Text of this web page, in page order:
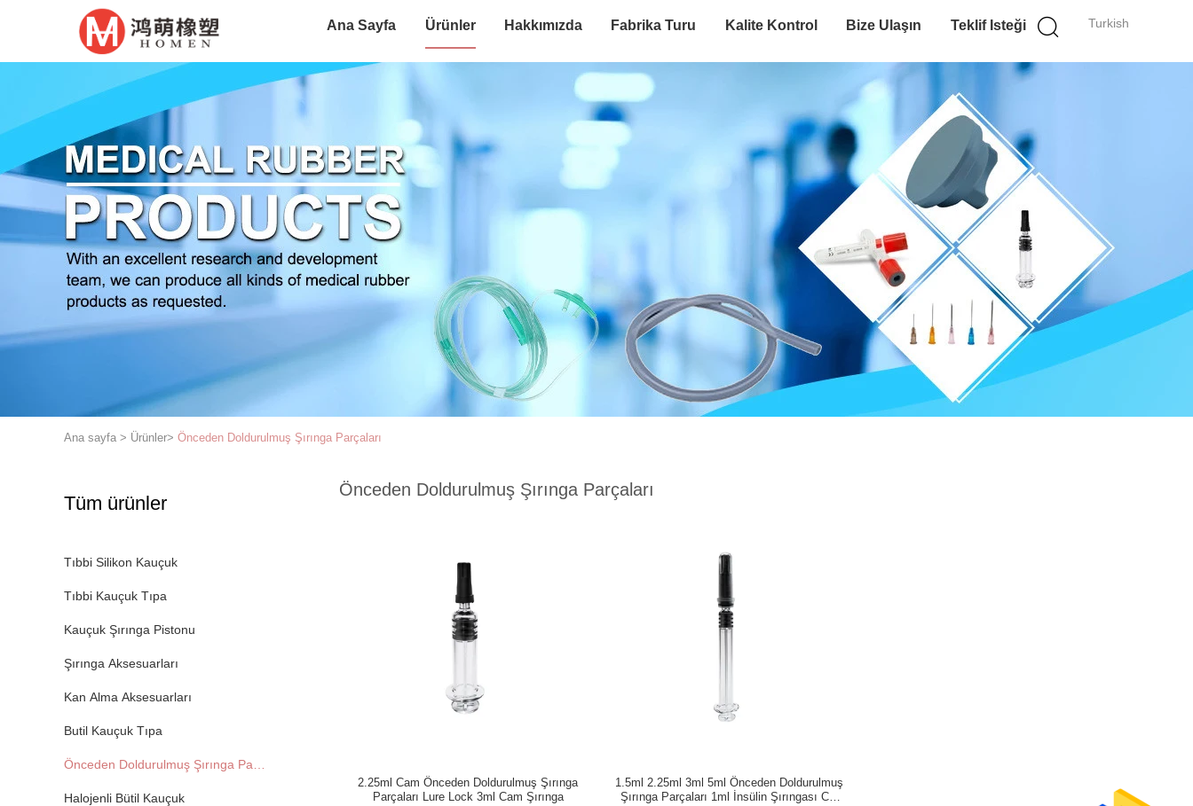
Turkish
Ana Sayfa Ürünler Hakkımızda Fabrika Turu Kalite Kontrol Bize Ulaşın Teklif Isteği
Ana sayfa > Ürünler> Önceden Doldurulmuş Şırınga Parçaları
Tüm ürünler
Tıbbi Silikon Kauçuk
Tıbbi Kauçuk Tıpa
Kauçuk Şırınga Pistonu
Şırınga Aksesuarları
Kan Alma Aksesuarları
Butil Kauçuk Tıpa
Önceden Doldurulmuş Şırınga Parçaları
Halojenli Bütil Kauçuk
Önceden Doldurulmuş Şırınga Parçaları
2.25ml Cam Önceden Doldurulmuş Şırınga
Parçaları Lure Lock 3ml Cam Şırınga
1.5ml 2.25ml 3ml 5ml Önceden Doldurulmuş
Şırınga Parçaları 1ml İnsülin Şırıngası CE